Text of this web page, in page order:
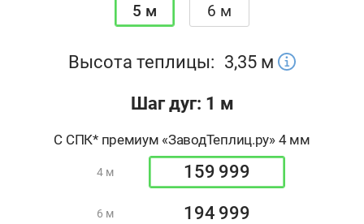
5 м 6 м
Высота теплицы: 3,35м
Шаг дуг: 1 м
С СПК* премиум «ЗаводТеплиц.ру» 4 мм
4 м 159 999
6 м 194 999